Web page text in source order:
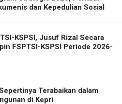
dan Kepedulian Sosial
KSPSI, Jusuf Rizal Secara
FSPTSI-KSPSI Periode 2026-
Terabaikan dalam
di Kepri